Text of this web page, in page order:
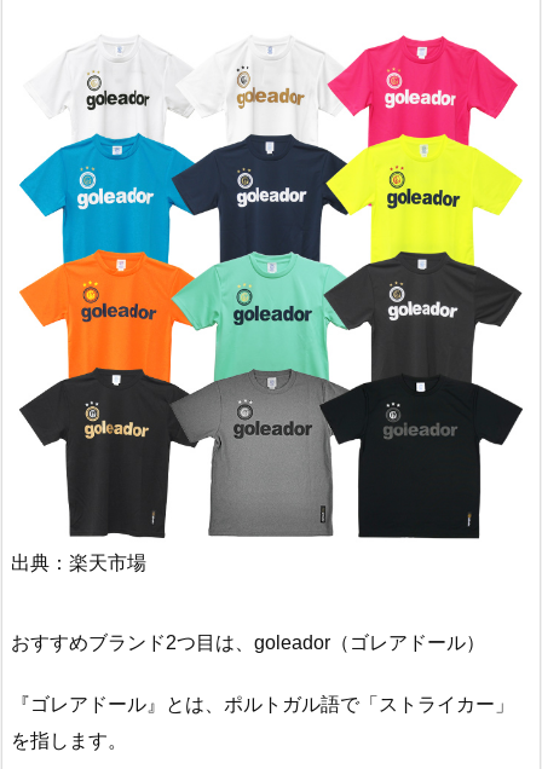
出典：楽天市場
おすすめブランド2つ目は、goleador（ゴレアドール）
『ゴレアドール』とは、ポルトガル語で「ストライカー」
を指します。